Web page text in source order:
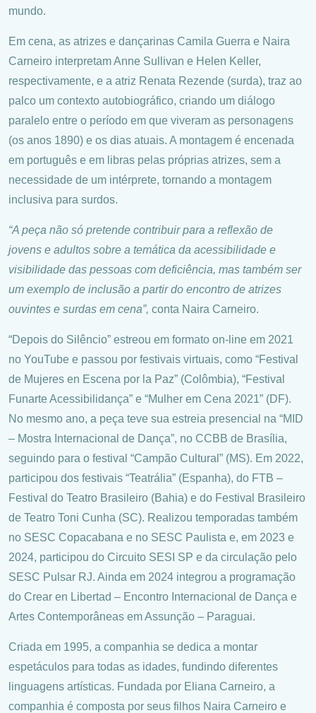
mundo.
Em cena, as atrizes e dançarinas Camila Guerra e Naira
Carneiro interpretam Anne Sullivan e Helen Keller,
respectivamente, e a atriz Renata Rezende (surda), traz ao
palco um contexto autobiográfico, criando um diálogo
paralelo entre o período em que viveram as personagens
(os anos 1890) e os dias atuais. A montagem é encenada
em português e em libras pelas próprias atrizes, sem a
necessidade de um intérprete, tornando a montagem
inclusiva para surdos.
“A peça não só pretende contribuir para a reflexão de
jovens e adultos sobre a temática da acessibilidade e
visibilidade das pessoas com deficiência, mas também ser
um exemplo de inclusão a partir do encontro de atrizes
ouvintes e surdas em cena”, conta Naira Carneiro.
“Depois do Silêncio” estreou em formato on-line em 2021
no YouTube e passou por festivais virtuais, como “Festival
de Mujeres en Escena por la Paz” (Colômbia), “Festival
Funarte Acessibilidança” e “Mulher em Cena 2021” (DF).
No mesmo ano, a peça teve sua estreia presencial na “MID
– Mostra Internacional de Dança”, no CCBB de Brasília,
seguindo para o festival “Campão Cultural” (MS). Em 2022,
participou dos festivais “Teatrália” (Espanha), do FTB –
Festival do Teatro Brasileiro (Bahia) e do Festival Brasileiro
de Teatro Toni Cunha (SC). Realizou temporadas também
no SESC Copacabana e no SESC Paulista e, em 2023 e
2024, participou do Circuito SESI SP e da circulação pelo
SESC Pulsar RJ. Ainda em 2024 integrou a programação
do Crear en Libertad – Encontro Internacional de Dança e
Artes Contemporâneas em Assunção – Paraguai.
Criada em 1995, a companhia se dedica a montar
espetáculos para todas as idades, fundindo diferentes
linguagens artísticas. Fundada por Eliana Carneiro, a
companhia é composta por seus filhos Naira Carneiro e